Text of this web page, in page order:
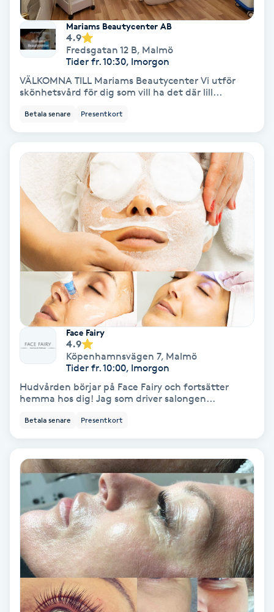
Ortobionomi
Ortopedi
Osteopati
Pedikyr
Pensionärklippning
Permanent
Permanent hårborttagning
Permanent ögonbrynsmakeup
Personal shopper
Personlig tränare
Picolaser
Pigmentbehandling
Pigmentfläckar
Plastikkirurgi
Powder brows
Power Yoga
Mariams Beautycenter AB
4.9
Fredsgatan 12 B, Malmö
Tider fr. 10:30, Imorgon
VÄLKOMNA TILL Mariams Beautycenter Vi utför
skönhetsvård för dig som vill ha det där lill...
Betala senare Presentkort
Face Fairy
4.9
Köpenhamnsvägen 7, Malmö
Tider fr. 10:00, Imorgon
Hudvården börjar på Face Fairy och fortsätter
hemma hos dig! Jag som driver salongen...
Betala senare Presentkort